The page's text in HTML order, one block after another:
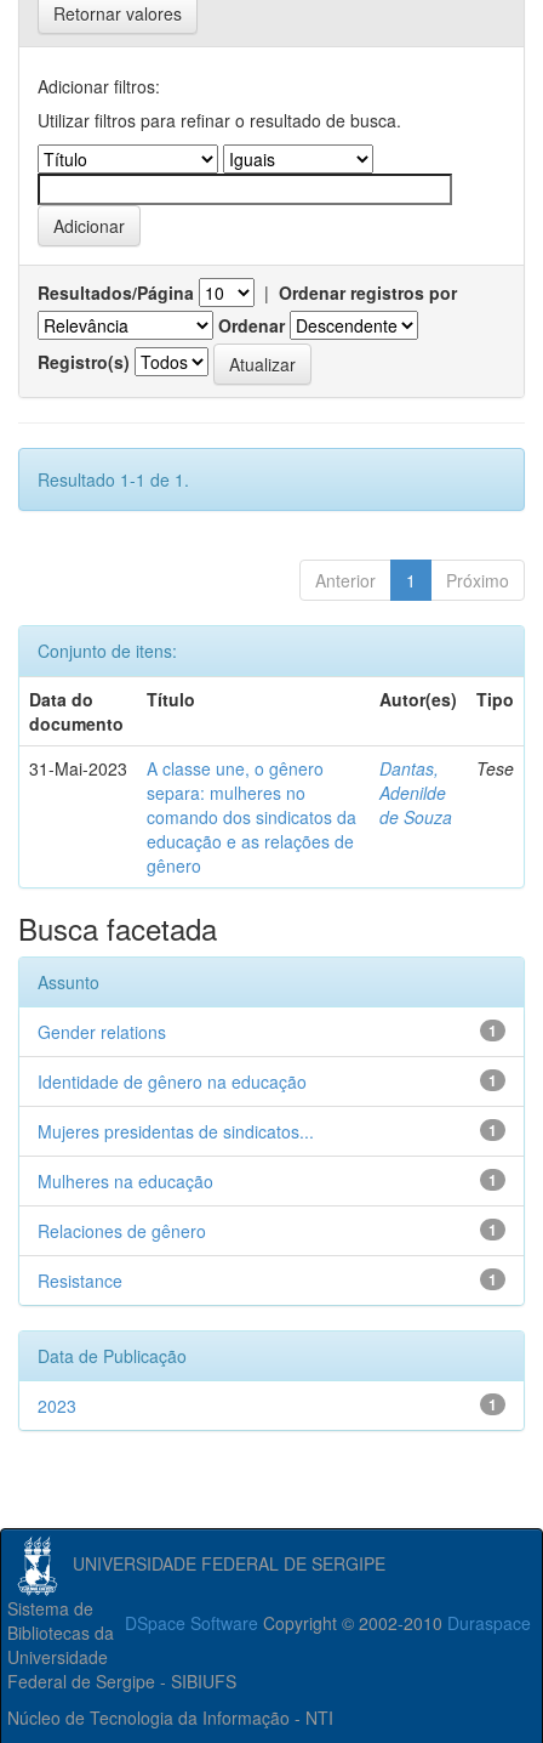
Retornar valores
Adicionar filtros:
Utilizar filtros para refinar o resultado de busca.
Resultados/Página | Ordenar registros por
Ordenar
Registro(s)
Resultado 1-1 de 1.
Anterior 1 Próximo
Conjunto de itens:
Data do
documento
Título Autor(es) Tipo
31-Mai-2023
A classe une, o gênero
separa: mulheres no
comando dos sindicatos da
educação e as relações de
gênero
Dantas,
Adenilde
de Souza
Tese
Busca facetada
Assunto
1
Gender relations
1
Identidade de gênero na educação
1
Mujeres presidentas de sindicatos...
1
Mulheres na educação
1
Relaciones de gênero
1
Resistance
Data de Publicação
1
2023
UNIVERSIDADE FEDERAL DE SERGIPE
DSpace Software Copyright © 2002-2010 Duraspace
Sistema de
Bibliotecas da
Universidade
Federal de Sergipe - SIBIUFS
Núcleo de Tecnologia da Informação - NTI